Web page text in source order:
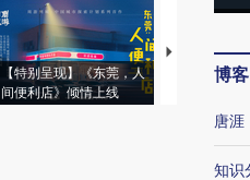
【特别呈现】《东莞，人
间便利店》倾情上线
【推广】走
会，让数智科
博客
唐涯
知识